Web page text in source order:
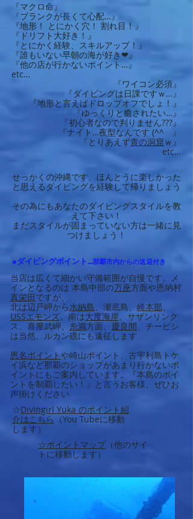
『マクロ命』
『ブランクが長くて心配…』
『地形！ とにかく穴！ 割れ目！』
『ドリフト大好き！』
『とにかく経験、スキルアップ！』
『誰もいない早朝の海が好き❤』
『他の店が行かないポイント…』
etc…
『ワイコン必須』
『ダイビングは日課ですｗ…』
『地形と言えばドロップオフでしょ！』
『ゆっくりと癒されたい…』
『初心者なので判りません???』
『ナイト…夜型なんです (^^ゞ』
『とりあえず青の洞窟ｗ』
etc…
せっかくの沖縄です。ほんとうに楽しかった
と思えるダイビングを経験して帰りましょう
その為にもあなたのダイビングスタイルを教
えて下さい！
まだスタイルが固まっていない方は一緒に見
つけましょう！
●ダイビングポイント…那覇市内からの送迎付き
当店は広くて細かい守備範囲が自慢です。メ
インとなるのは 本島中部の万座方面や恩納村
真栄田ですが、
北は辺戸岬から水納島、瀬底島、 崎本部、
USSエモンズ。南は大度海岸、サザンリンク
ス、喜屋武岬、 糸満方面、 慶良間、チービシ
は当然、ルカン礁にも遠征します
恩名ポイントや崎山ポイント、古宇利島トケ
イ浜など那覇のショップがあまり行かないポ
イントにもご案内しています。『本島のポイ
ントを制覇したい！』と言うお客様、ぜひお
声掛けください
☆Divingirl Yuka のポイント紹
介はこちら （You Tubeに移動
します）
☆ポイントマップ（他のサイ
トに移動します）